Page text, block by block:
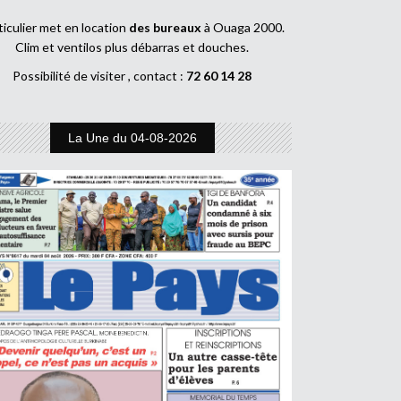
met en location des bureaux à Ouaga 2000.
Clim et ventilos plus débarras et douches.
Possibilité de visiter , contact : 72 60 14 28
La Une du 04-08-2026